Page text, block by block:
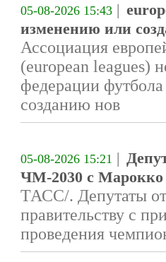
05-08-2026 15:43 |
изменению или
Ассоциация
(european leagues)
федерации
созданию нов
05-08-2026 15:21 |
ЧМ-2030 с Марокко
ТАСС/. Депутаты
правительству с
проведения